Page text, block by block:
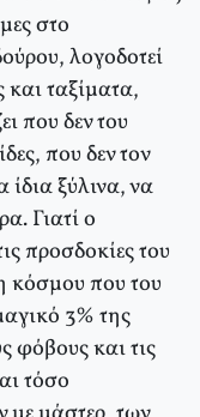
στο
λογοδοτεί
και ταξίματα,
που δεν του
που δεν τον
ξύλινα, να
Γιατί ο
προσδοκίες του
κόσμου που του
3% της
φόβους και τις
τόσο